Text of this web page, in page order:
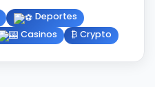
Deportes
Casinos ₿ Crypto